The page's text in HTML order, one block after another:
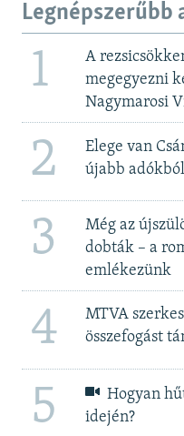
Legnépszerűbb
1
A
megegyezni
Nagymarosi
2
Elege van
újabb adókból
3
Még az
dobták – a
emlékezünk
4
MTVA
összefogást
5
Hogyan
idején?